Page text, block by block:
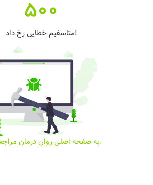
500
متاسفیم خطایی رخ داد!
به صفحه اصلی روان درمان مراجعه کنید.